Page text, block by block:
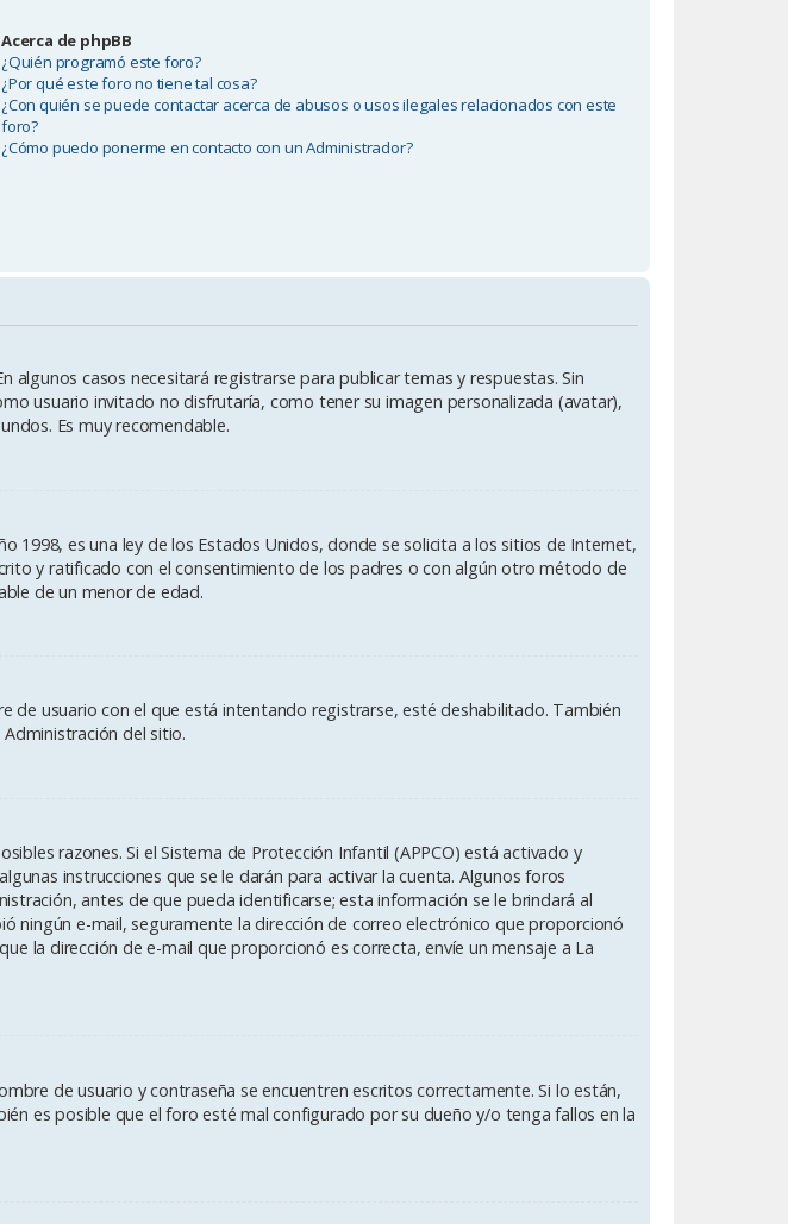
Acerca de phpBB
¿Quién programó este foro?
¿Por qué este foro no tiene tal cosa?
¿Con quién se puede contactar acerca de abusos o usos ilegales relacionados con este
foro?
¿Cómo puedo ponerme en contacto con un Administrador?
casos necesitará registrarse para publicar temas y respuestas. Sin
usuario invitado no disfrutaría, como tener su imagen personalizada (avatar),
Es muy recomendable.
1998, es una ley de los Estados Unidos, donde se solicita a los sitios de Internet,
y ratificado con el consentimiento de los padres o con algún otro método de
de un menor de edad.
de usuario con el que está intentando registrarse, esté deshabilitado. También
del sitio.
razones. Si el Sistema de Protección Infantil (APPCO) está activado y
instrucciones que se le darán para activar la cuenta. Algunos foros
antes de que pueda identificarse; esta información se le brindará al
ningún e-mail, seguramente la dirección de correo electrónico que proporcionó
la dirección de e-mail que proporcionó es correcta, envíe un mensaje a La
de usuario y contraseña se encuentren escritos correctamente. Si lo están,
es posible que el foro esté mal configurado por su dueño y/o tenga fallos en la